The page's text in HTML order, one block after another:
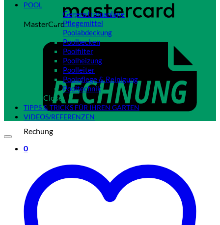
MasterCard
Rechung
0
POOL
Gegenstromanlage
Pflegemittel
Poolabdeckung
Poolbecken
Poolfilter
Poolheizung
Poolleiter
Poolpflege & Reinigung
Pooltechnik
Close
TIPPS & TRICKS FÜR IHREN GARTEN
VIDEOS/REFERENZEN